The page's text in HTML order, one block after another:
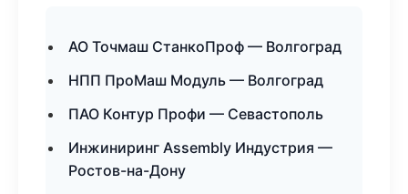
АО Точмаш СтанкоПроф — Волгоград
НПП ПроМаш Модуль — Волгоград
ПАО Контур Профи — Севастополь
Инжиниринг Assembly Индустрия —
Ростов-на-Дону